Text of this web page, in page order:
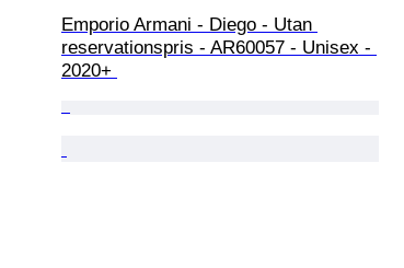
Emporio Armani - Diego - Utan
reservationspris - AR60057 - Unisex -
2020+